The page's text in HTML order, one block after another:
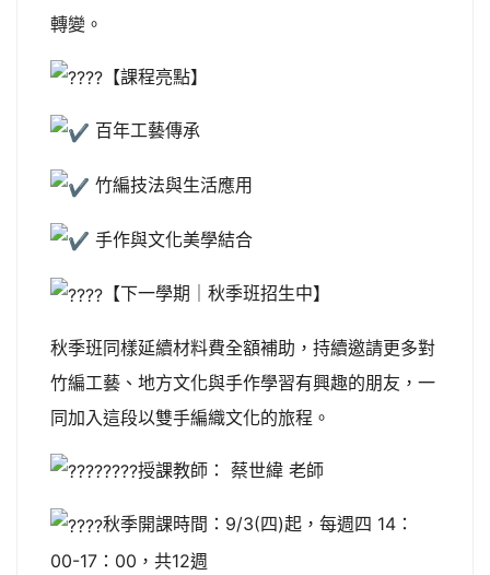
轉變。
【課程亮點】
百年工藝傳承
竹編技法與生活應用
手作與文化美學結合
【下一學期｜秋季班招生中】
秋季班同樣延續材料費全額補助，持續邀請更多對
竹編工藝、地方文化與手作學習有興趣的朋友，一
同加入這段以雙手編織文化的旅程。
授課教師： 蔡世緯 老師
秋季開課時間：9/3(四)起，每週四 14：
00-17：00，共12週